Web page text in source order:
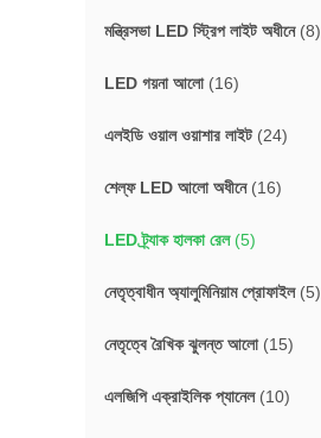
মন্ত্রিসভা LED স্ট্রিপ লাইট অধীনে(8)
LED গয়না আলো(16)
এলইডি ওয়াল ওয়াশার লাইট(24)
শেল্ফ LED আলো অধীনে(16)
LED ট্র্যাক হালকা রেল(5)
নেতৃত্বাধীন অ্যালুমিনিয়াম প্রোফাইল(5)
নেতৃত্বে রৈখিক ঝুলন্ত আলো(15)
এলজিপি এক্রাইলিক প্যানেল(10)